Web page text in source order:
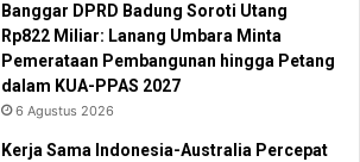
Banggar DPRD Badung Soroti Utang
Rp822 Miliar: Lanang Umbara Minta
Pemerataan Pembangunan hingga Petang
dalam KUA-PPAS 2027
6 Agustus 2026
Kerja Sama Indonesia-Australia Percepat